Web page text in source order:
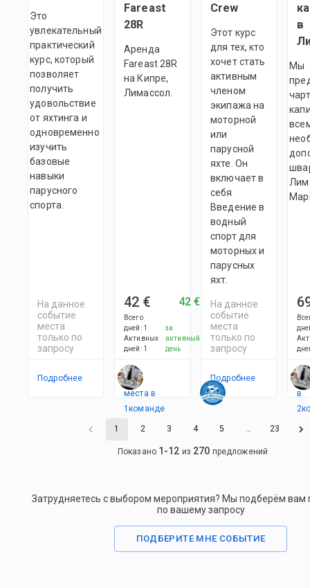
Это
увлекательный
практический
курс, который
позволяет
получить
удовольствие
от яхтинга и
одновременно
изучить
базовые
навыки
парусного
спорта.
На данное
событие
места
только по
запросу
Подробнее
Fareast
28R
Аренда
Fareast 28R
на Кипре,
Лимассол.
42 €
Всего
дней: 1
Активных
дней: 1
42 €
за
активный
день
Есть
места в
1командe
Crew
Этот курс
для тех, кто
хочет стать
активным
членом
экипажа на
моторной
или
парусной
яхте. Он
включает в
себя
Введение в
водный
спорт для
моторных и
парусных
яхт.
На данное
событие
места
только по
запросу
Подробнее
в
Мы
в
2
1 2 3 4 5 … 23
Показано 1 -12 из 270 предложений
Затрудняетесь с выбором мероприятия? Мы подберём вам
по вашему запросу
ПОДБЕРИТЕ МНЕ СОБЫТИЕ